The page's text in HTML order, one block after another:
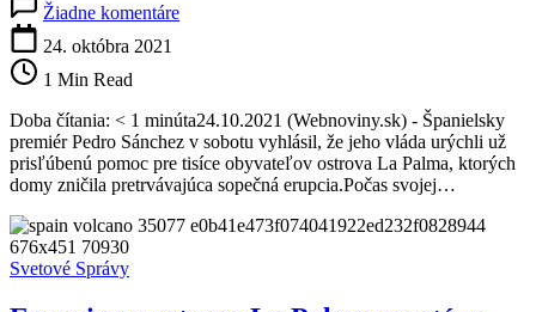
Žiadne komentáreŠpanielsky
obyvateľom
La
Palmy,
peniaze
sa
musia
24. októbra 2021
1 Min Read
Doba čítania: < 1 minúta24.10.2021 (Webnoviny.sk) - Španielsky
premiér Pedro Sánchez v sobotu vyhlásil, že jeho vláda urýchli už
prisľúbenú pomoc pre tisíce obyvateľov ostrova La Palma, ktorých
domy zničila pretrvávajúca sopečná erupcia.Počas svojej…
Svetové Správy